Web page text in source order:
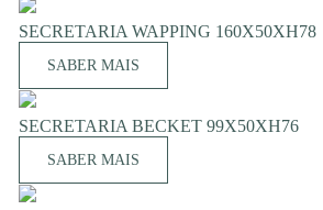
SECRETARIA WAPPING 160X50XH78
SABER MAIS
SECRETARIA BECKET 99X50XH76
SABER MAIS